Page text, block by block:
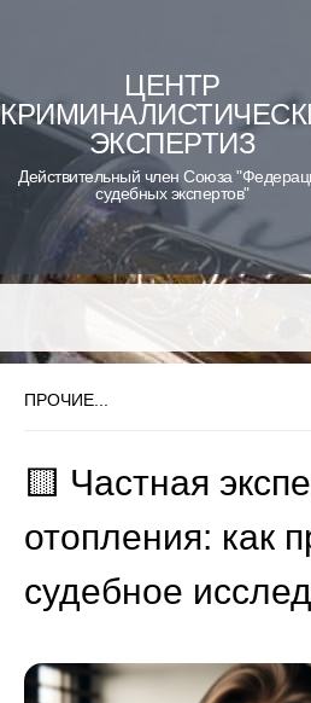
content
ЦЕНТР
ЭКСПЕРТИЗ
Действительный член Союза
судебных экспертов"
ПРОЧИЕ...
🟨 Частная
отопления: как
судебное